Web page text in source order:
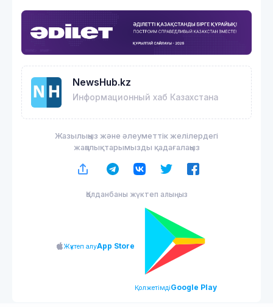
NewsHub.kz
Информационный хаб Казахстана
Жазылыңыз және әлеуметтік желілердегі
жаңалықтарымызды қадағалаңыз
Қолданбаны жүктеп алыңыз
Жүктеп алуApp Store
ҚолжетімдіGoogle Play